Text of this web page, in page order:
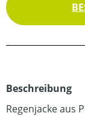
Beschreibung
Regenjacke aus